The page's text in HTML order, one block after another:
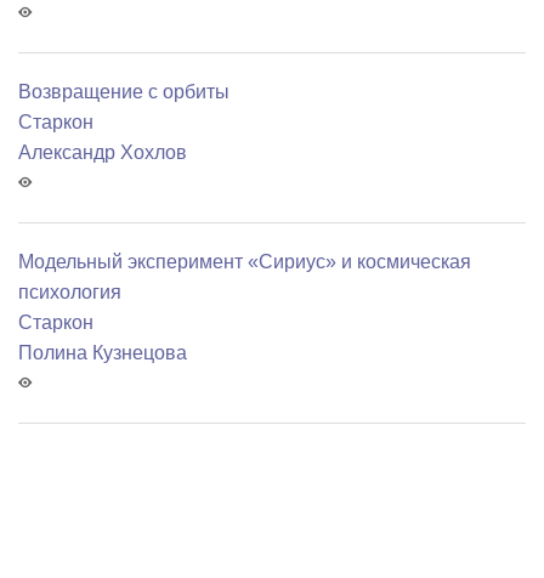
Возвращение с орбиты
Старкон
Александр Хохлов
Модельный эксперимент «Сириус» и космическая
психология
Старкон
Полина Кузнецова